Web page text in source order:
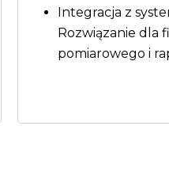
Integracja z
Rozwiązanie dla
pomiarowego i